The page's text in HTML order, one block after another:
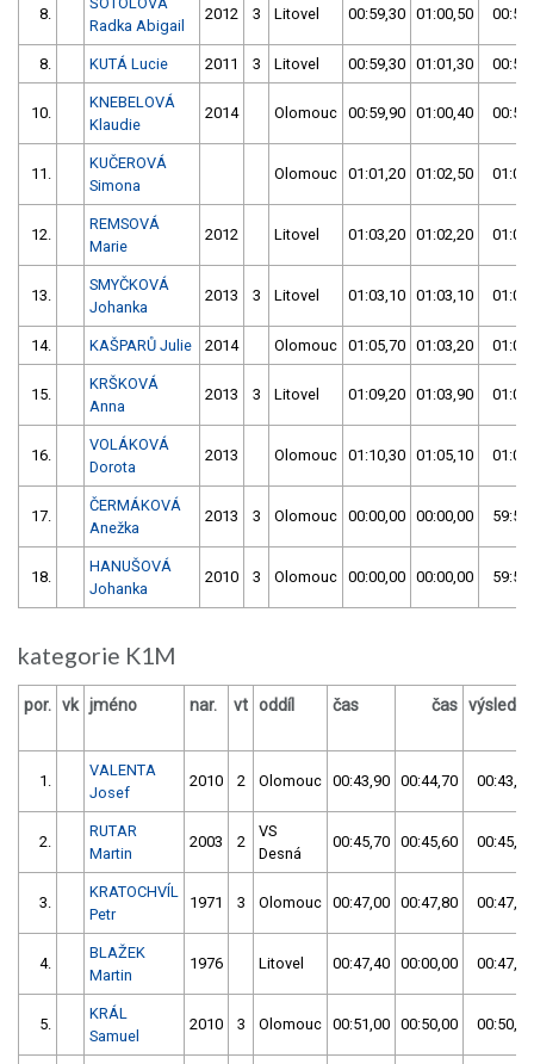
8.
Radka Abigail
2012 3 Litovel 00:59,30 01:00,50
8. KUTÁ Lucie 2011 3 Litovel 00:59,30 01:01,30
10.
KNEBELOVÁ
Klaudie
2014 Olomouc 00:59,90 01:00,40
11.
KUČEROVÁ
Simona
Olomouc 01:01,20 01:02,50
12.
REMSOVÁ
Marie
2012 Litovel 01:03,20 01:02,20
13.
SMYČKOVÁ
Johanka
2013 3 Litovel 01:03,10 01:03,10
14. KAŠPARŮ Julie 2014 Olomouc 01:05,70 01:03,20
15.
KRŠKOVÁ
Anna
2013 3 Litovel 01:09,20 01:03,90
16.
VOLÁKOVÁ
Dorota
2013 Olomouc 01:10,30 01:05,10
17.
ČERMÁKOVÁ
Anežka
2013 3 Olomouc 00:00,00 00:00,00
18.
HANUŠOVÁ
Johanka
2010 3 Olomouc 00:00,00 00:00,00
kategorie K1M
por. vk jméno nar. vt oddíl čas čas výsledek
1.
VALENTA
Josef
2010 2 Olomouc 00:43,90 00:44,70 00:43,90
2.
RUTAR
Martin
2003 2
VS
Desná
00:45,70 00:45,60 00:45,60
3.
KRATOCHVÍL
Petr
1971 3 Olomouc 00:47,00 00:47,80 00:47,00
4.
BLAŽEK
Martin
1976 Litovel 00:47,40 00:00,00 00:47,40
5.
KRÁL
Samuel
2010 3 Olomouc 00:51,00 00:50,00 00:50,00